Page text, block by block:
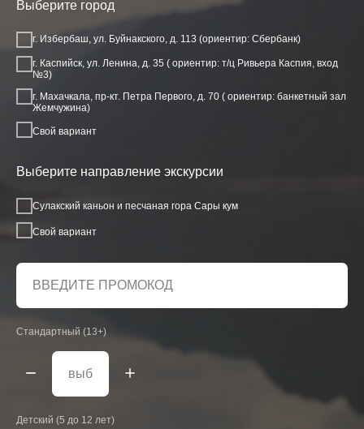
Выберите город
г. Избербаш, ул. Буйнакского, д. 113 (ориентир: Сбербанк)
г. Каспийск, ул. Ленина, д. 35 ( ориентир: т/ц Ривьера Каспия, вход
№3)
г. Махачкала, пр-кт. Петра Первого, д. 70 ( ориентир: банкетный зал
Жемчужина)
Свой вариант
Выберите направление экскурсии
Сулакский каньон и песчаная гора Сары кум
Свой вариант
Стандартный (13+)
Детский (5 до 12 лет)